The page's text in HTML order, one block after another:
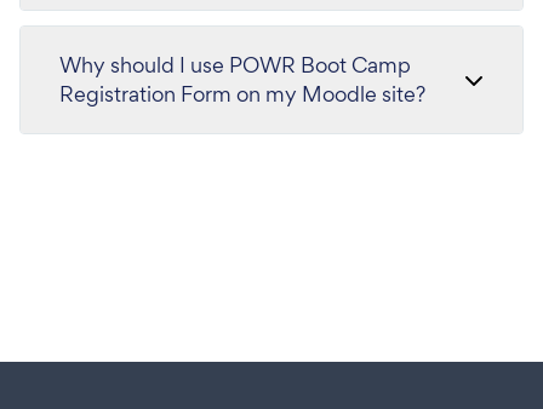
Why should I use POWR Boot Camp
Registration Form on my Moodle site?